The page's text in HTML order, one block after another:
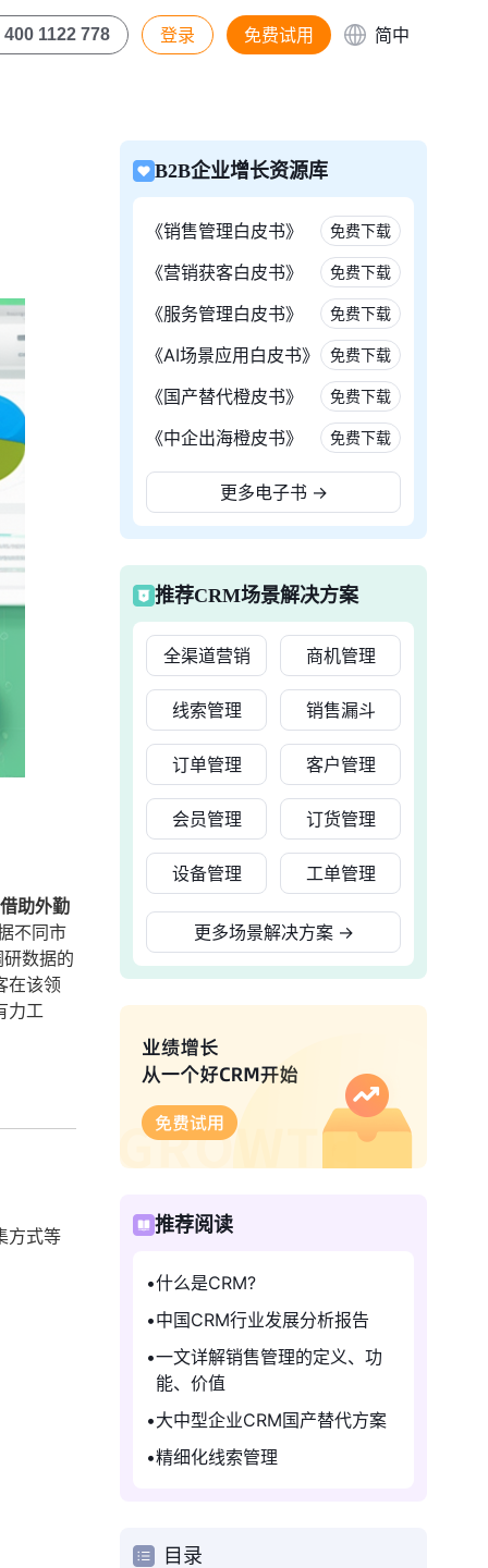
400 1122 778 登录 免费试用 简中
助外勤
不同市
数据的
在该领
力工
方式等
B2B企业增长资源库
《销售管理白皮书》 免费下载
《营销获客白皮书》 免费下载
《服务管理白皮书》 免费下载
《AI场景应用白皮书》 免费下载
《国产替代橙皮书》 免费下载
《中企出海橙皮书》 免费下载
更多电子书 →
推荐CRM场景解决方案
全渠道营销 商机管理
线索管理 销售漏斗
订单管理 客户管理
会员管理 订货管理
设备管理 工单管理
更多场景解决方案 →
推荐阅读
什么是CRM?
中国CRM行业发展分析报告
一文详解销售管理的定义、功
能、价值
大中型企业CRM国产替代方案
精细化线索管理
目录